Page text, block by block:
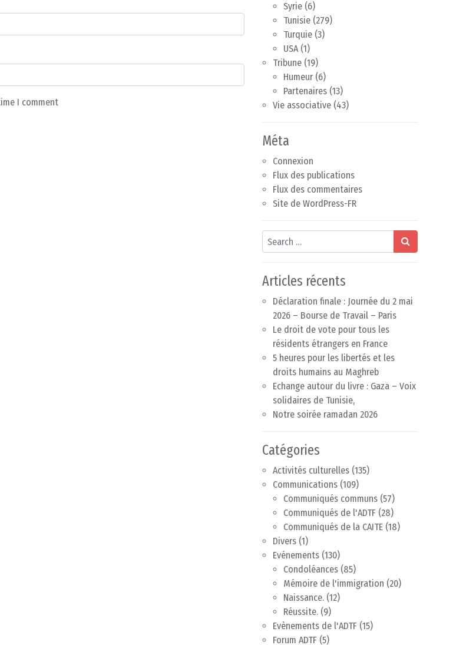
I comment
Syrie (6)
Tunisie (279)
Turquie (3)
USA(1)
Tribune (19)
Humeur (6)
Partenaires (13)
Vie associative (43)
Méta
Connexion
Flux des publications
Flux des commentaires
Site de WordPress-FR
Search
Articles récents
Déclaration finale : Journée du 2 mai
2026 – Bourse de Travail – Paris
Le droit de vote pour tous les
résidents étrangers en France
5 heures pour les libertés et les
droits humains au Maghreb
Echange autour du livre : Gaza – Voix
solidaires de Tunisie,
Notre soirée ramadan 2026
Catégories
Activités culturelles (135)
Communications (109)
Communiqués communs (57)
Communiqués de l'ADTF (28)
Communiqués de la CAITE (18)
Divers (1)
Evénements (130)
Condoléances (85)
Mémoire de l'immigration (20)
Naissance. (12)
Réussite. (9)
Evènements de l'ADTF (15)
Forum ADTF (5)